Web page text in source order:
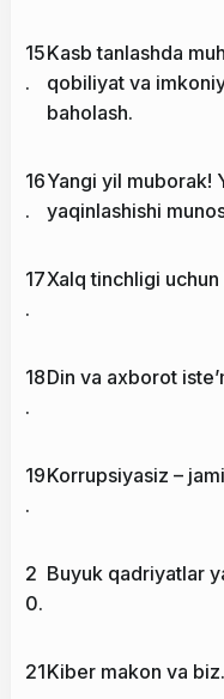
15
.
Kasb tanlashda
qobiliyat va
baholash.
16
.
Yangi yil muborak!
yaqinlashishi
17
.
Xalq tinchligi uchun
18
.
Din va axborot
19
.
Korrupsiyasiz –
2
0.
Buyuk qadriyatlar
21Kiber makon va biz.